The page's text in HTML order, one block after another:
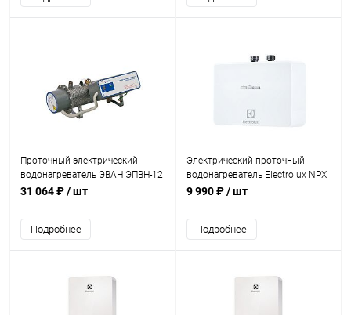
Проточный электрический
водонагреватель ЭВАН ЭПВН-12
31 064 ₽/ шт
Подробнее
Электрический проточный
водонагреватель Electrolux NPX
8 AQUATRONIC DIGITAL PRO
9 990 ₽/ шт
Подробнее